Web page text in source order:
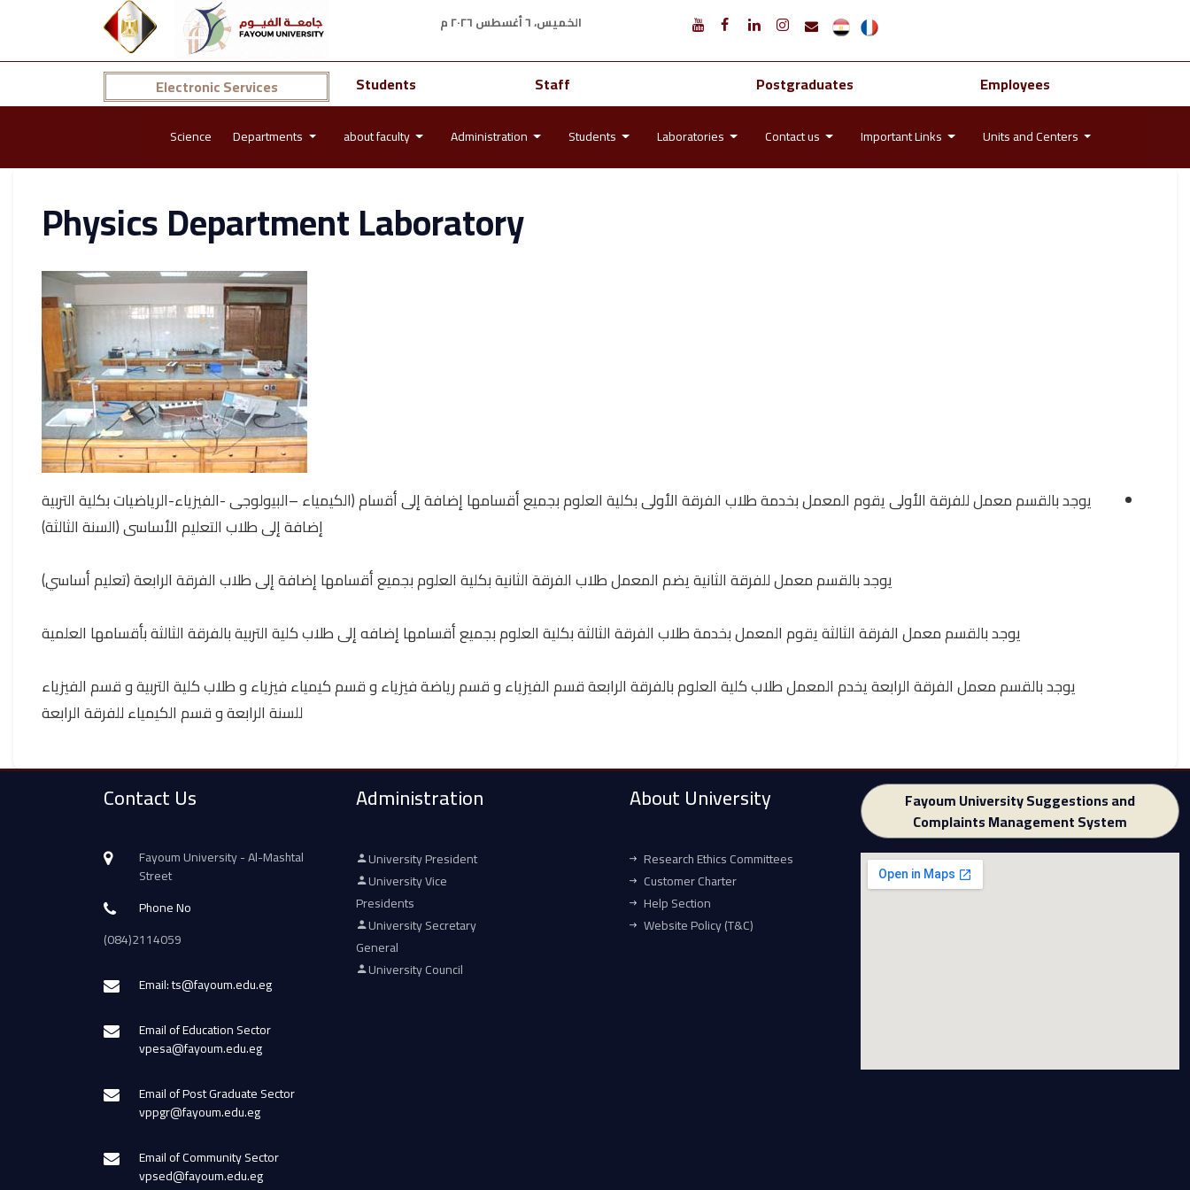
الخميس، ٦ أغسطس ٢٠٢٦ م
Electronic Services Students Staff Postgraduates Employees
Science Departments about faculty Administration Students Laboratories Contact us Important Links Units and Centers
Physics Department Laboratory
يوجد بالقسم معمل للفرقة الأولى يقوم المعمل بخدمة طلاب الفرقة الأولى بكلية العلوم بجميع أقسامها إضافة إلى أقسام (الكيمياء –البيولوجى -الفيزياء-الرياضيات بكلية التربية
إضافة إلى طلاب التعليم الأساسى (السنة الثالثة)
يوجد بالقسم معمل للفرقة الثانية يضم المعمل طلاب الفرقة الثانية بكلية العلوم بجميع أقسامها إضافة إلى طلاب الفرقة الرابعة (تعليم أساسي)
يوجد بالقسم معمل الفرقة الثالثة يقوم المعمل بخدمة طلاب الفرقة الثالثة بكلية العلوم بجميع أقسامها إضافه إلى طلاب كلية التربية بالفرقة الثالثة بأقسامها العلمية
يوجد بالقسم معمل الفرقة الرابعة يخدم المعمل طلاب كلية العلوم بالفرقة الرابعة قسم الفيزياء و قسم رياضة فيزياء و قسم كيمياء فيزياء و طلاب كلية التربية و قسم الفيزياء
للسنة الرابعة و قسم الكيمياء للفرقة الرابعة
Contact Us
Fayoum University - Al-Mashtal
Street
Phone No
(084)2114059
Email: ts@fayoum.edu.eg
Email of Education Sector
vpesa@fayoum.edu.eg
Email of Post Graduate Sector
vppgr@fayoum.edu.eg
Email of Community Sector
vpsed@fayoum.edu.eg
Administration
University President
University Vice
Presidents
University Secretary
General
University Council
About University
Research Ethics Committees
Customer Charter
Help Section
Website Policy (T&C)
Fayoum University Suggestions and
Complaints Management System